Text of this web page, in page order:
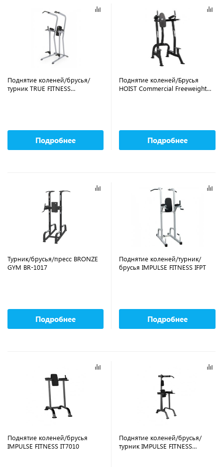
Поднятие коленей/брусья/
турник TRUE FITNESS
Подробнее
Поднятие коленей/Брусья
HOIST Commercial Freeweight
Подробнее
Турник/брусья/пресс BRONZE
GYM BR-1017
Подробнее
Поднятие коленей/турник/
брусья IMPULSE FITNESS IFPT
Подробнее
Поднятие коленей/брусья
IMPULSE FITNESS IT7010
Поднятие коленей/брусья/
турник IMPULSE FITNESS